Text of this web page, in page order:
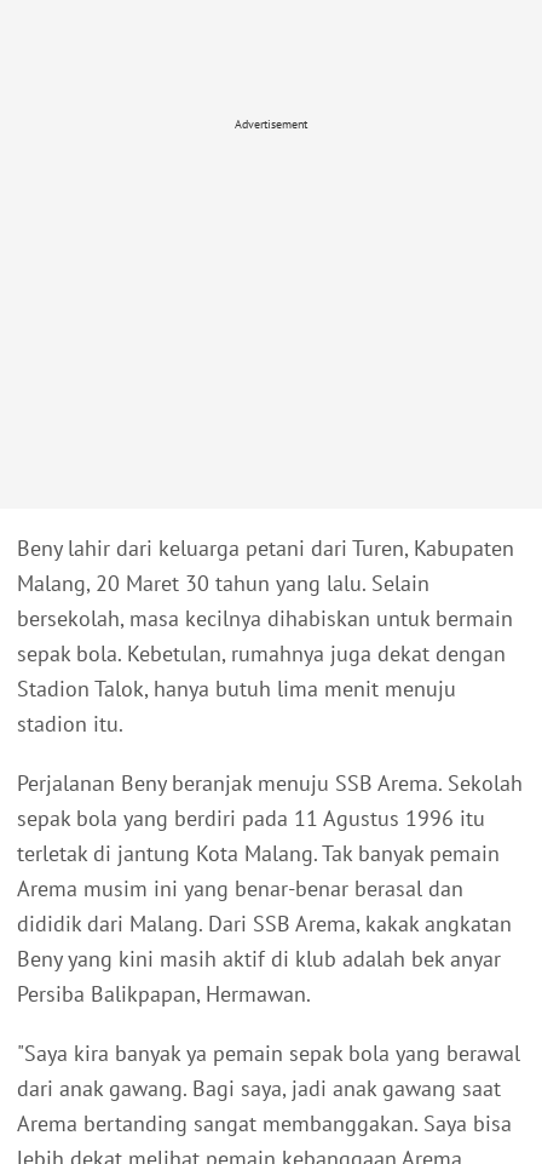
Advertisement
Beny lahir dari keluarga petani dari Turen, Kabupaten
Malang, 20 Maret 30 tahun yang lalu. Selain
bersekolah, masa kecilnya dihabiskan untuk bermain
sepak bola. Kebetulan, rumahnya juga dekat dengan
Stadion Talok, hanya butuh lima menit menuju
stadion itu.
Perjalanan Beny beranjak menuju SSB Arema. Sekolah
sepak bola yang berdiri pada 11 Agustus 1996 itu
terletak di jantung Kota Malang. Tak banyak pemain
Arema musim ini yang benar-benar berasal dan
dididik dari Malang. Dari SSB Arema, kakak angkatan
Beny yang kini masih aktif di klub adalah bek anyar
Persiba Balikpapan, Hermawan.
"Saya kira banyak ya pemain sepak bola yang berawal
dari anak gawang. Bagi saya, jadi anak gawang saat
Arema bertanding sangat membanggakan. Saya bisa